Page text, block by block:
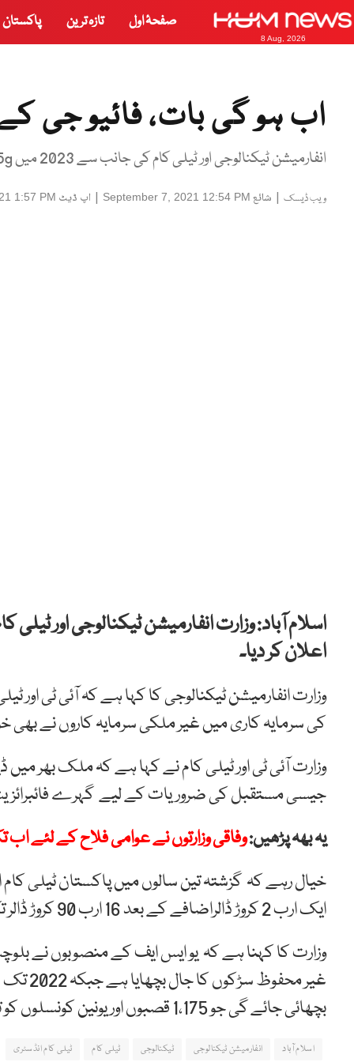
8 Aug, 2026
صفحۂ اول تازہ ترین پاکستان
اب ہو گی بات، فائیو جی
انفارمیشن ٹیکنالوجی اور ٹیلی کام کی جانب سے 2023 میں 5g کو پاکستان میں متعارف کروایا جائے گا
ویب ڈیسک | شائع September 7, 2021 12:54 PM
| اپ ڈیٹ 1:57 PM
اعلان کر دیا۔
کی سرمایہ کاری میں غیر ملکی سرمایہ کاروں نے بھی
جیسی مستقبل کی ضروریات کے لیے گہرے
یہ بھہ پڑھیں:وفاقی وزارتوں نے عوامی فلاح کے لئے
خیال رہے کہ گزشتہ تین سالوں میں پاکستان ٹیلی
ایک ارب 2 کروڑ ڈالراضافے کے بعد 16 ارب 90 کروڑ ڈالر تک پہنچ گئی ہے۔
بچھائی جائے گی جو 1،175 قصبوں اور یونین کونسلوں کو تیز رفتار انٹرنیٹ فراہم کرے گی۔
اسلام آباد انفارمیشن ٹیکنالوجی ٹیکنالوجی ٹیلی کام ٹیلی کام انڈسٹری